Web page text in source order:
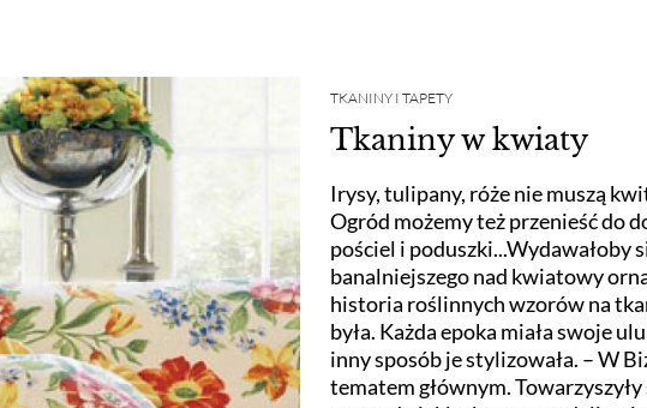
TKANINY I TAPETY
Tkaniny w kwiaty
Irysy, tulipany, róże nie muszą
Ogród możemy też przenieść do
pościel i poduszki...Wydawałoby
banalniejszego nad kwiatowy
historia roślinnych wzorów na
była. Każda epoka miała swoje
inny sposób je stylizowała. – W
tematem głównym.